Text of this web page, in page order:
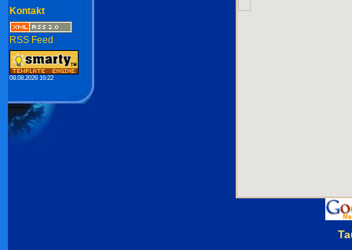
Kontakt
RSS Feed
08.08.2026 16:22